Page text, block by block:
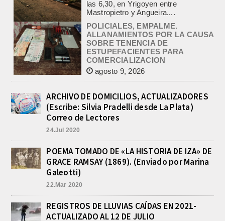
POLICIALES, EMPALME.
ALLANAMIENTOS POR LA CAUSA
SOBRE TENENCIA DE
ESTUPEFACIENTES PARA
COMERCIALIZACION
agosto 9, 2026
En el marco de la causa iniciada ayer
por Tenencia de Estupefacientes para
VALENTINA. TRIUNFO Y
CONVOCATORIA PARA EL
SUDAMERICANO 2026 EN
Valentina Luna ganó hoy la general
de Damas del Gran Premio Ciudad de
Buenos Aires, disputado este
AÑOS. EXCELENTE CAFE
LITERARIO DEL GRUPO DE
APOYO A LA CULTURA
ARCHIVO DE DOMICILIOS, ACTUALIZADORES
(Escribe: Silvia Pradelli desde La Plata)
Correo de Lectores
24.Jul 2020
POEMA TOMADO DE «LA HISTORIA DE IZA» DE
GRACE RAMSAY (1869). (Enviado por Marina
Galeotti)
22.Mar 2020
REGISTROS DE LLUVIAS CAÍDAS EN 2021-
ACTUALIZADO AL 12 DE JULIO